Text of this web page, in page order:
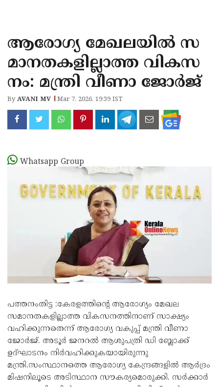
KANNUR
KASARAGOD
ആരോഗ്യ മേഖലയിൽ സ
മാനതകളില്ലാത്ത വികസ
നം: മന്ത്രി വീണാ ജോർജ്
ByAVANI MV Mar 7, 2026, 19:39 IST
Whatsapp Group
പത്തനംതിട്ട :കേരളത്തിന്റെ ആരോഗ്യം മേഖല
സമാനതകളില്ലാത്ത വികസനത്തിനാണ് സാക്ഷ്യം
വഹിക്കുന്നതെന്ന് ആരോഗ്യ വകുപ്പ് മന്ത്രി വീണാ
ജോർജ്. അടൂർ ജനറൽ ആശുപത്രി ഡി ബ്ലോക്ക്
ഉദ്ഘാടനം നിർവഹിക്കുകയായിരുന്നു
മന്ത്രി.സംസ്ഥാനത്തെ ആരോഗ്യ കേന്ദ്രങ്ങളിൽ ആർദ്രം
മിഷനിലൂടെ അടിസ്ഥാന സൗകര്യമൊരുക്കി. സർക്കാർ